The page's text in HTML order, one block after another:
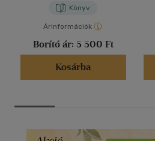
Könyv
Árinformációk
Borító ár: 5 500 Ft
Kosárba